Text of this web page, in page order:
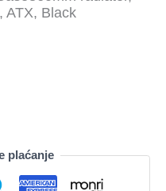
ATX, Black
plaćanje